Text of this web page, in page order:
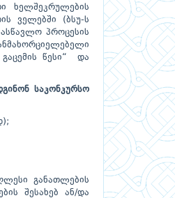
ხელშეკრულების
ველებში (ბსუ-ს
პროცესის
წესი“ და
საკონკურსო
განათლების
შესახებ ან/და